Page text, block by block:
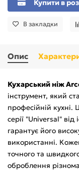
Купити в
В закладки
Опис
Кухарський ніж
інструмент, який
професійній кухні.
серії "Universal"
гарантує його
використанні.
точного та
оброблення